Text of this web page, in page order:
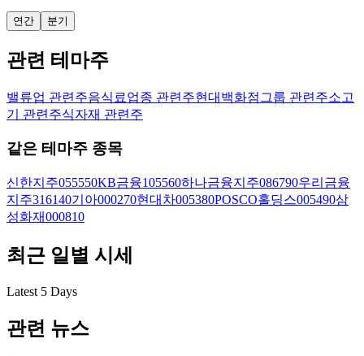
연간 분기
관련 테마주
밸류업 관련주음식료업종 관련주현대백화점그룹 관련주소고
기 관련주식자재 관련주
같은 테마주 종목
신한지주055550KB금융105560하나금융지주086790우리금융
지주316140기아000270현대차005380POSCO홀딩스005490삼
성화재000810
최근 일별 시세
Latest 5 Days
관련 뉴스